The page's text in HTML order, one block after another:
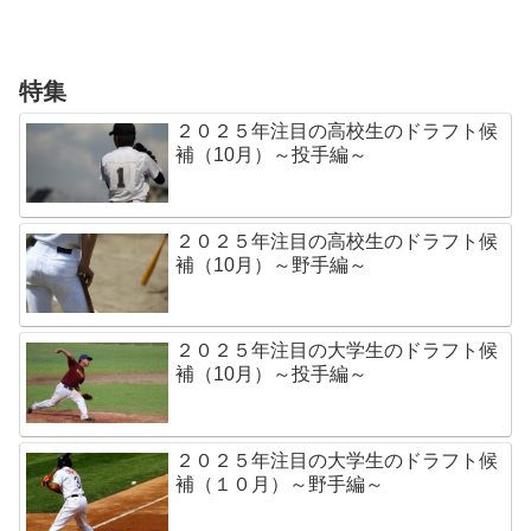
特集
２０２５年注目の高校生のドラフト候
補（10月）～投手編～
２０２５年注目の高校生のドラフト候
補（10月）～野手編～
２０２５年注目の大学生のドラフト候
補（10月）～投手編～
２０２５年注目の大学生のドラフト候
補（１０月）～野手編～